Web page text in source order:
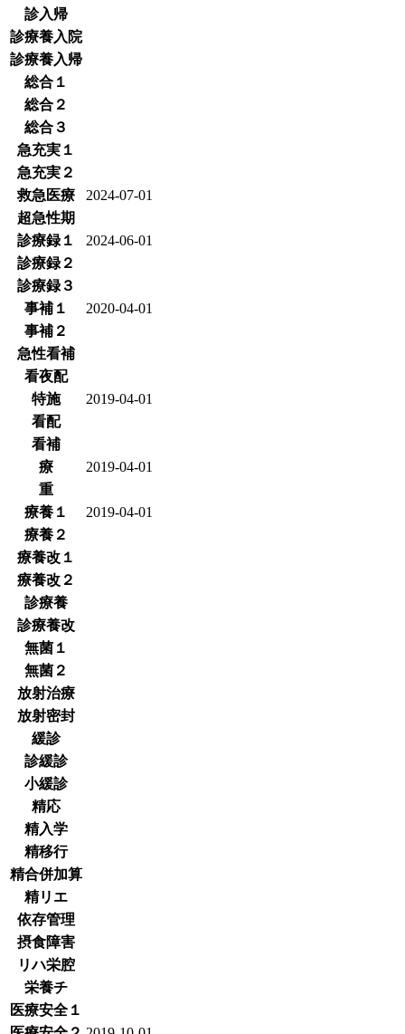
診入帰
診療養入院
診療養入帰
総合１
総合２
総合３
急充実１
急充実２
救急医療
2024-07-01
超急性期
診療録１
2024-06-01
診療録２
診療録３
事補１
2020-04-01
事補２
急性看補
看夜配
特施
2019-04-01
看配
看補
療
2019-04-01
重
療養１
2019-04-01
療養２
療養改１
療養改２
診療養
診療養改
無菌１
無菌２
放射治療
放射密封
緩診
診緩診
小緩診
精応
精入学
精移行
精合併加算
精リエ
依存管理
摂食障害
リハ栄腔
栄養チ
医療安全１